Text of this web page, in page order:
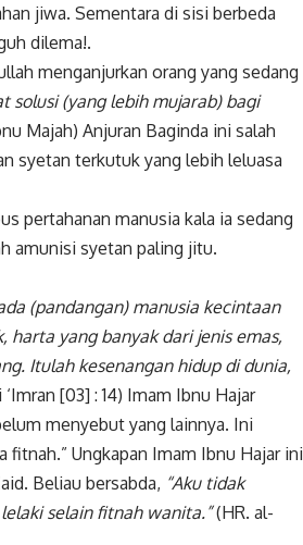
jiwa. Sementara di sisi berbeda
dilema!.
menganjurkan orang yang sedang
solusi (yang lebih mujarab) bagi
Majah) Anjuran Baginda ini salah
syetan terkutuk yang lebih leluasa
pertahanan manusia kala ia sedang
amunisi syetan paling jitu.
(pandangan) manusia kecintaan
yang banyak dari jenis emas,
Itulah kesenangan hidup di dunia,
[03] : 14) Imam Ibnu Hajar
menyebut yang lainnya. Ini
Ungkapan Imam Ibnu Hajar ini
Beliau bersabda, “Aku tidak
selain fitnah wanita.”(HR. al-